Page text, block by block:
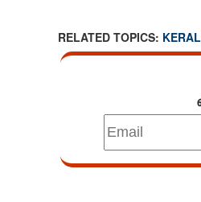
RELATED TOPICS: